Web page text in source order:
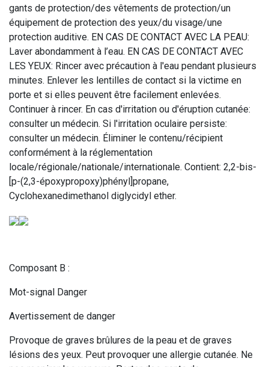
gants de protection/des vêtements de protection/un
équipement de protection des yeux/du visage/une
protection auditive. EN CAS DE CONTACT AVEC LA PEAU:
Laver abondamment à l’eau. EN CAS DE CONTACT AVEC
LES YEUX: Rincer avec précaution à l'eau pendant plusieurs
minutes. Enlever les lentilles de contact si la victime en
porte et si elles peuvent être facilement enlevées.
Continuer à rincer. En cas d'irritation ou d'éruption cutanée:
consulter un médecin. Si l'irritation oculaire persiste:
consulter un médecin. Éliminer le contenu/récipient
conformément à la réglementation
locale/régionale/nationale/internationale. Contient: 2,2-bis-
[p-(2,3-époxypropoxy)phényl]propane,
Cyclohexanedimethanol diglycidyl ether.
Composant B :
Mot-signal Danger
Avertissement de danger
Provoque de graves brûlures de la peau et de graves
lésions des yeux. Peut provoquer une allergie cutanée. Ne